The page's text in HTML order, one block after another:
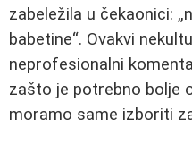
zabeležila u čekaonici:
babetine“. Ovakvi
neprofesionalni
zašto je potrebno bolje
moramo same izboriti